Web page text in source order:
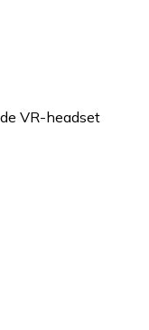
VR-headset